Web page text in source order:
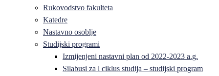
Rukovodstvo fakulteta
Katedre
Nastavno osoblje
Studijski programi
Izmijenjeni nastavni plan od 2022-2023 a.g.
Silabusi za l ciklus studija – studijski program